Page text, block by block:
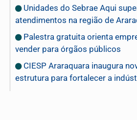
Unidades do Sebrae Aqui
atendimentos na região de
Palestra gratuita orienta
vender para órgãos públicos
CIESP Araraquara inaugura
estrutura para fortalecer a